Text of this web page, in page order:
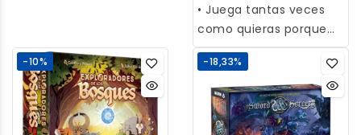
oponente y eliminando
al invocador enemigo
para reclamar la
victoria. ¡Pero ten
cuidado! El enemigo
niveles de una
mazmorra, cada uno
generado
aleatoriamente a partir
de un conjunto de
posibles habitaciones,
hasta llegar al final y
partida será distinta
gracias a la generación
aleatoria de cada piso y
a las decisiones que
tomemos cada vez.
• Juega tantas veces
como quieras porque
¡cada una será distinta!
-10% -18,33%